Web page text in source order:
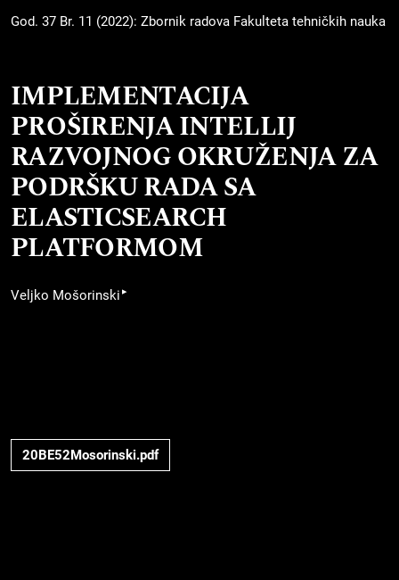
God. 37 Br. 11 (2022): Zbornik radova Fakulteta tehničkih nauka
IMPLEMENTACIJA
PROŠIRENJA INTELLIJ
RAZVOJNOG OKRUŽENJA ZA
PODRŠKU RADA SA
ELASTICSEARCH
PLATFORMOM
Veljko Mošorinski ▸
20BE52Mosorinski.pdf